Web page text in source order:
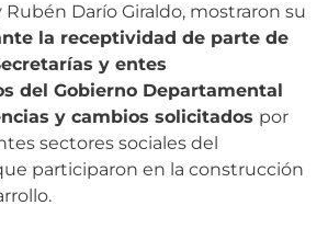
Rubén Darío Giraldo, mostraron su
la receptividad de parte de
y entes
del Gobierno Departamental
y cambios solicitados por
sectores sociales del
participaron en la construcción